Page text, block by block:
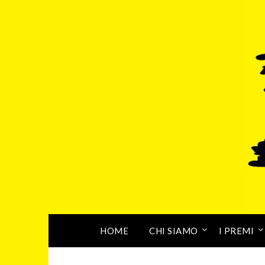
HOME CHI SIAMO I PREMI